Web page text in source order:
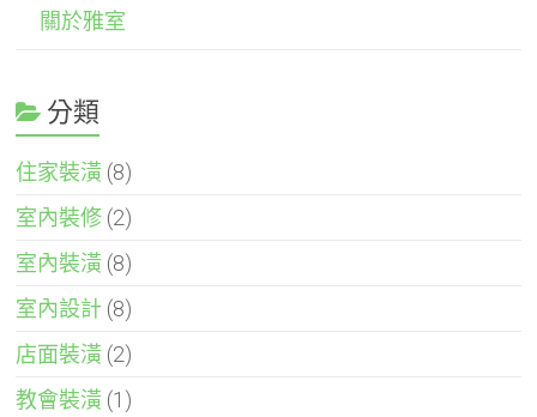
關於雅室
分類
住家裝潢 (8)
室內裝修 (2)
室內裝潢 (8)
室內設計 (8)
店面裝潢 (2)
教會裝潢 (1)